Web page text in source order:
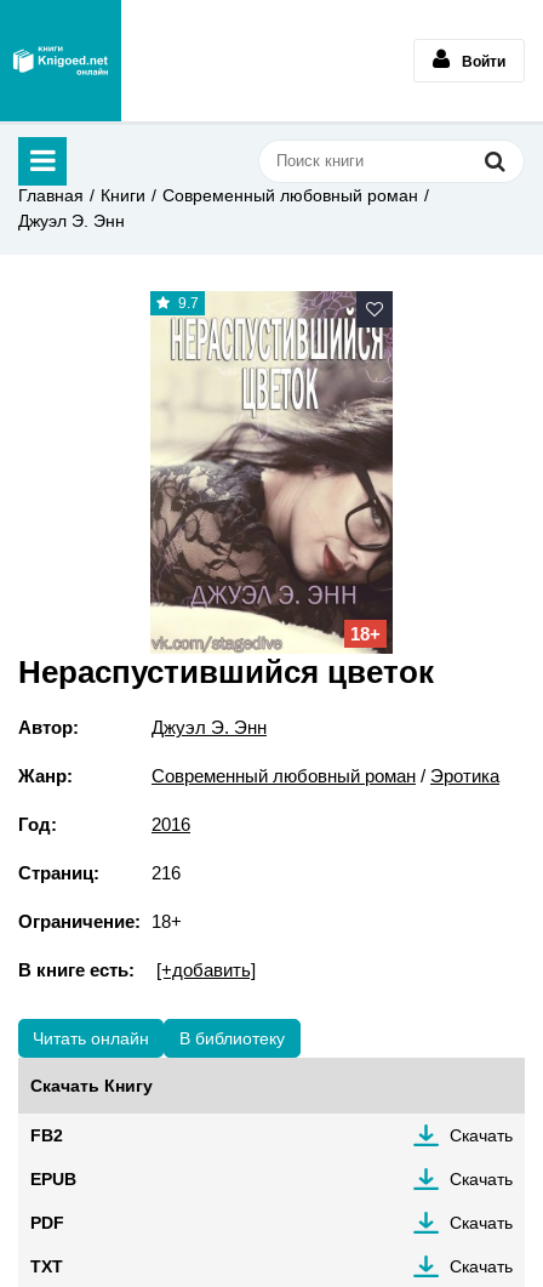
Войти
Главная Книги
Современный любовный роман
Джуэл Э. Энн
9.7
18+
Нераспустившийся цветок
Автор: Джуэл Э. Энн
Жанр: Современный любовный роман / Эротика
Год: 2016
Страниц: 216
Ограничение: 18+
В книге есть: [+добавить]
Читать онлайн В библиотеку
Скачать Книгу
FB2 Скачать
EPUB Скачать
PDF Скачать
TXT Скачать